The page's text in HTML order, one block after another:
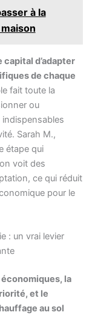
à la
d’adapter
de chaque
fait toute la
ou
Sarah M.,
étape qui
voit des
ce qui réduit
pour le
: un vrai levier
la
et le
au sol